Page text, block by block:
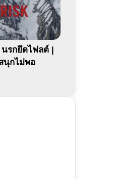
รกยึดไฟลต์ |
นุกไม่พอ